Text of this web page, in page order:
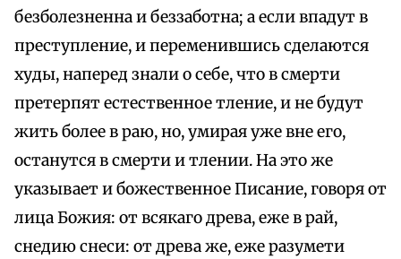
безболезненна и беззаботна; а если впадут в
преступление, и переменившись сделаются
худы, наперед знали о себе, что в смерти
претерпят естественное тление, и не будут
жить более в раю, но, умирая уже вне его,
останутся в смерти и тлении. На это же
указывает и божественное Писание, говоря от
лица Божия: от всякаго древа, еже в рай,
снедию снеси: от древа же, еже разумети